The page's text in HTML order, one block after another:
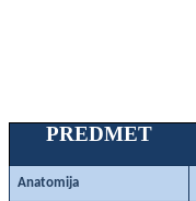
PREDMET
Anatomija